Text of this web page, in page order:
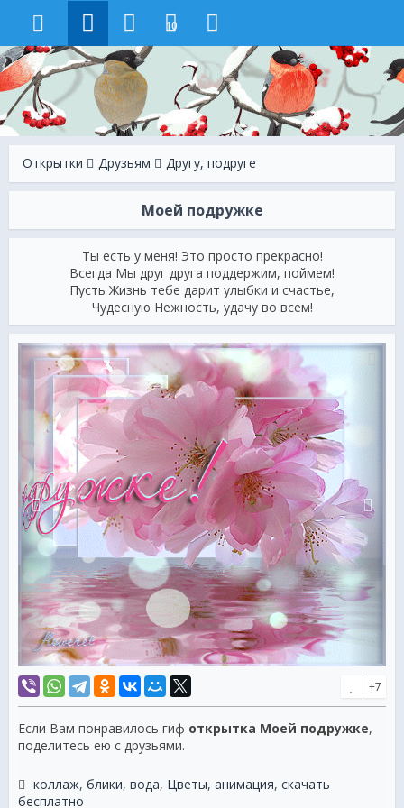
10
Открытки Друзьям Другу, подруге
Моей подружке
Ты есть у меня! Это просто прекрасно!
Всегда Mы друг друга поддержим, поймем!
Пусть Жизнь тебе дарит улыбки и счастье,
Чудесную Нежность, удачу во всем!
+7
Если Вам понравилось гиф открытка Моей подружке,
поделитесь ею с друзьями.
коллаж, блики, вода, Цветы, анимация, скачать
бесплатно